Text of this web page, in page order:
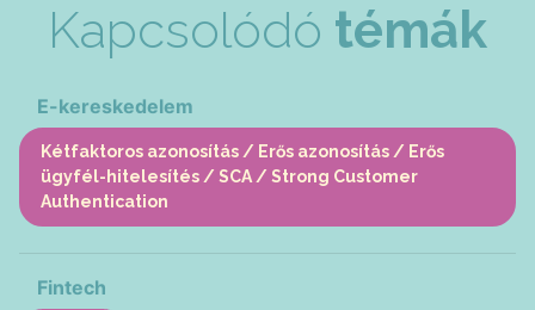
Kapcsolódó témák
E-kereskedelem
Kétfaktoros azonosítás / Erős azonosítás / Erős
ügyfél-hitelesítés / SCA / Strong Customer
Authentication
Fintech